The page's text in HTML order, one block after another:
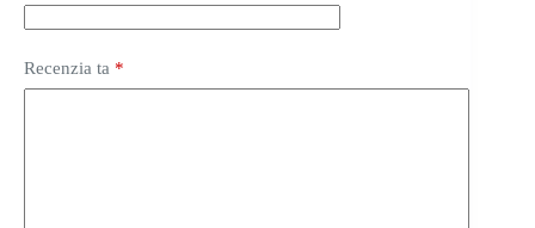
Recenzia ta *